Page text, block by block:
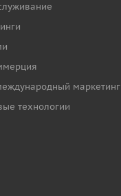
маркетинг
технологии